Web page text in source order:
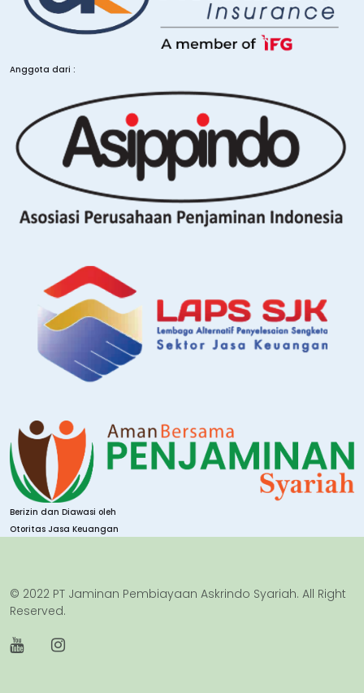
Anggota dari :
Berizin dan Diawasi oleh
Otoritas Jasa Keuangan
© 2022 PT Jaminan Pembiayaan Askrindo Syariah. All Right
Reserved.